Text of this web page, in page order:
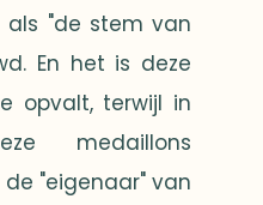
"de stem van
En het is deze
opvalt, terwijl in
medaillons
"eigenaar" van